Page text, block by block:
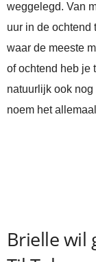
weggelegd. Van
uur in de ochtend
waar de meeste
of ochtend heb je
natuurlijk ook
noem het
Brielle wil